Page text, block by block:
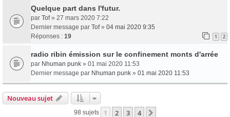
Quelque part dans l'futur.
par Tof» 27 mars 2020 7:22
Dernier message par Tof» 04 mai 2020 9:35
Réponses : 19 1 2
radio ribin émission sur le confinement monts d'arrée
par Nhuman punk » 01 mai 2020 11:53
Dernier message par Nhuman punk » 01 mai 2020 11:53
Nouveau sujet
98 sujets 1 2 3 4